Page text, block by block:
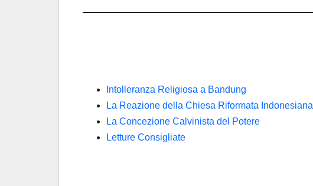
Intolleranza Religiosa a Bandung
La Reazione della Chiesa Riformata Indonesiana
La Concezione Calvinista del Potere
Letture Consigliate